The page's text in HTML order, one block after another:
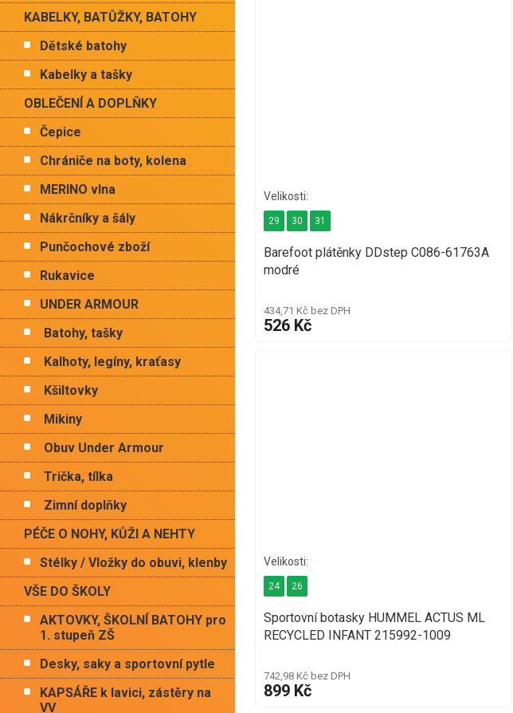
KABELKY, BATŮŽKY, BATOHY
Dětské batohy
Kabelky a tašky
OBLEČENÍ A DOPLŇKY
Čepice
Chrániče na boty, kolena
MERINO vlna
Nákrčníky a šály
Punčochové zboží
Rukavice
UNDER ARMOUR
Batohy, tašky
Kalhoty, legíny, kraťasy
Kšiltovky
Mikiny
Obuv Under Armour
Trička, tílka
Zimní doplňky
PÉČE O NOHY, KŮŽI A NEHTY
Stélky / Vložky do obuvi, klenby
VŠE DO ŠKOLY
AKTOVKY, ŠKOLNÍ BATOHY pro
1. stupeň ZŠ
Desky, saky a sportovní pytle
KAPSÁŘE k lavici, zástěry na
VV
Barefoot plátěnky DDstep C086-61763A
modré
434,71 Kč bez DPH
526 Kč
29 30 31
Sportovní botasky HUMMEL ACTUS ML
RECYCLED INFANT 215992-1009
742,98 Kč bez DPH
899 Kč
24 26